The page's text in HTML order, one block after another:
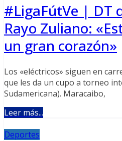
#LigaFútVe | DT
Rayo Zuliano:
un gran corazón»
Los «eléctricos» siguen en
que les da un cupo a torneo
Sudamericana). Maracaibo,
Leer más...
Deportes